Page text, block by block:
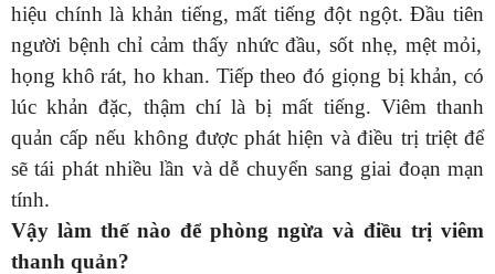
hiệu chính là khản tiếng, mất tiếng đột ngột.Đầu tiên
người bệnh chỉ cảm thấy nhức đầu, sốt nhẹ, mệt mỏi,
họng khô rát, ho khan. Tiếptheo đó giọng bị khản, có
lúc khản đặc, thậm chí là bị mất tiếng. Viêm thanh
quản cấp nếu không đượcphát hiện và điều trị triệt để
sẽ tái phát nhiều lần và dễ chuyển sang giai đoạn mạn
tính.
Vậy làm thế nào để phòng ngừa và điều trị viêm
thanh quản?